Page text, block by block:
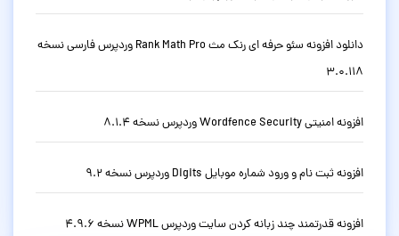
دانلود افزونه سئو حرفه ای رنک مث Rank Math Pro وردپرس فارسی نسخه
3.0.118
افزونه امنیتی Wordfence Security وردپرس نسخه 8.1.4
افزونه ثبت نام و ورود شماره موبایل Digits وردپرس نسخه 9.2
افزونه قدرتمند چند زبانه کردن سایت وردپرس WPML نسخه 4.9.6